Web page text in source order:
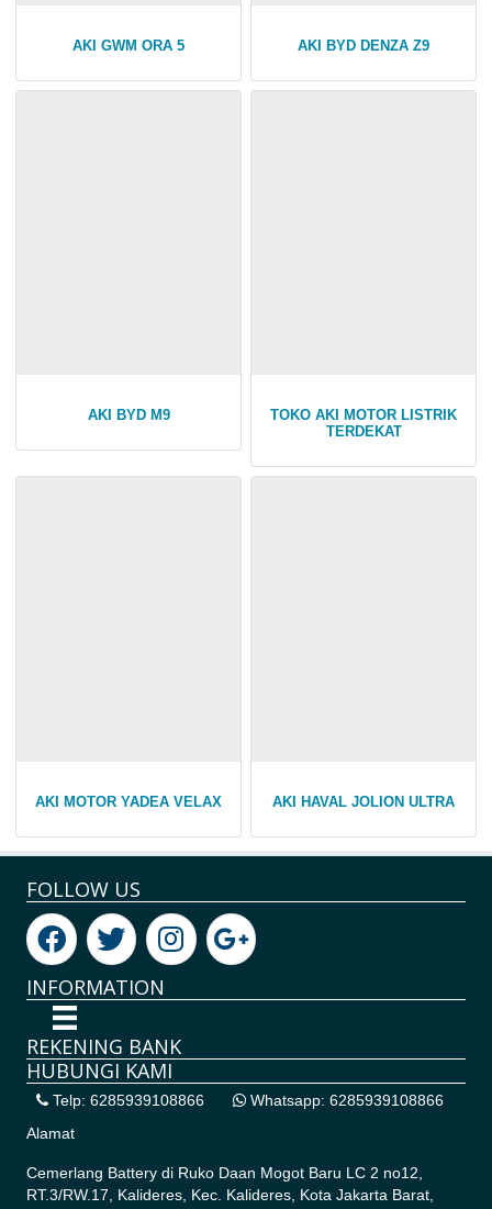
AKI GWM ORA 5 AKI BYD DENZA Z9
AKI BYD M9
TOKO AKI MOTOR LISTRIK
TERDEKAT
AKI MOTOR YADEA VELAX AKI HAVAL JOLION ULTRA
FOLLOW US
INFORMATION
REKENING BANK
HUBUNGI KAMI
Telp: 6285939108866
Whatsapp: 6285939108866
Alamat
Cemerlang Battery di Ruko Daan Mogot Baru LC 2 no12,
RT.3/RW.17, Kalideres, Kec. Kalideres, Kota Jakarta Barat,